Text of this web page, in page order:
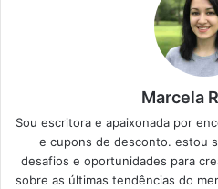
Marcela
Sou escritora e apaixonada por
e cupons de desconto. estou
desafios e oportunidades para
sobre as últimas tendências do